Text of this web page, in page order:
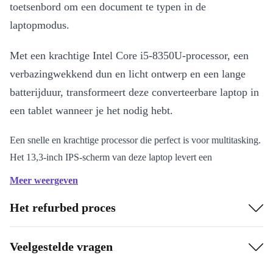
toetsenbord om een document te typen in de
laptopmodus.
Met een krachtige Intel Core i5-8350U-processor, een
verbazingwekkend dun en licht ontwerp en een lange
batterijduur, transformeert deze converteerbare laptop in
een tablet wanneer je het nodig hebt.
Een snelle en krachtige processor die perfect is voor multitasking.
Het 13,3-inch IPS-scherm van deze laptop levert een
8e generatie Intel Core i5-processor, zodat je elke toepassing kunt
uitvoeren, inclusief videobewerkingssoftware en andere resource-
intensieve programma’s.
Meer weergeven
Het refurbed proces
Veelgestelde vragen